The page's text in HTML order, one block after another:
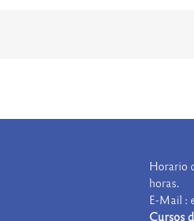
Horario
horas.
E-Mail :
Cursos